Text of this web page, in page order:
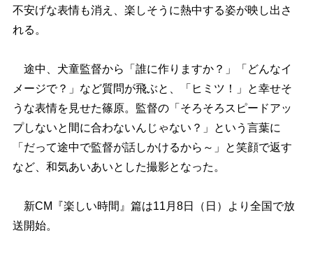
不安げな表情も消え、楽しそうに熱中する姿が映し出さ
れる。
途中、犬童監督から「誰に作りますか？」「どんなイ
メージで？」など質問が飛ぶと、「ヒミツ！」と幸せそ
うな表情を見せた篠原。監督の「そろそろスピードアッ
プしないと間に合わないんじゃない？」という言葉に
「だって途中で監督が話しかけるから～」と笑顔で返す
など、和気あいあいとした撮影となった。
新CM『楽しい時間』篇は11月8日（日）より全国で放
送開始。